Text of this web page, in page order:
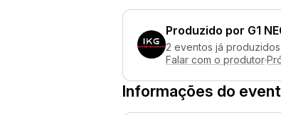
Produzido por G1
2 eventos já
Falar com o produtor·
Informações do